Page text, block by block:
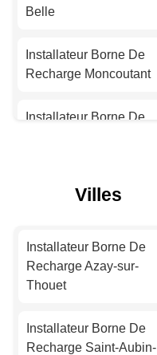
Installateur Borne De
Installateur Borne De
Installateur Borne De
Installateur Borne De
Recharge Lille
Installateur Borne De
Recharge Rennes
Belle
Installateur Borne De
Recharge Moncoutant
Installateur Borne De
Recharge Niort
Installateur Borne De
Recharge Vouillé
Recharge Échiré
Villes
Installateur Borne De
Recharge Azay-sur-
Thouet
Installateur Borne De
Recharge Saint-Aubin-